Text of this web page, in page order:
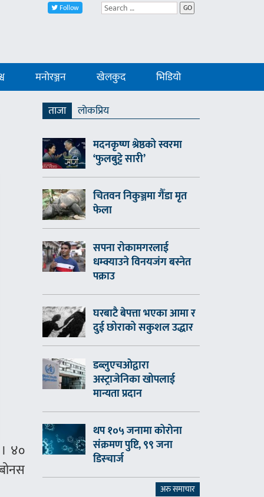
Follow GO
मनोरञ्जन खेलकुद भिडियो
४०
ताजा
लाेकप्रिय
मदनकृष्ण श्रेष्ठको स्वरमा
‘फुलबुट्टे सारी’
चितवन निकुञ्जमा गैँडा मृत
फेला
सपना रोकामगरलाई
धम्क्याउने विनयजंग बस्नेत
पक्राउ
घरबाटै बेपत्ता भएका आमा र
दुई छोराको सकुशल उद्धार
डब्लुएचओद्वारा
अस्ट्राजेनिका खोपलाई
मान्यता प्रदान
थप १०५ जनामा कोरोना
संक्रमण पुष्टि, ९९ जना
डिस्चार्ज
अरु समाचार